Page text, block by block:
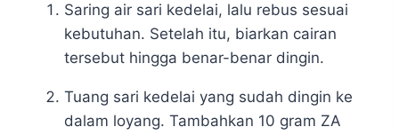
Saring air sari kedelai, lalu rebus sesuai
kebutuhan. Setelah itu, biarkan cairan
tersebut hingga benar-benar dingin.
Tuang sari kedelai yang sudah dingin ke
dalam loyang. Tambahkan 10 gram ZA